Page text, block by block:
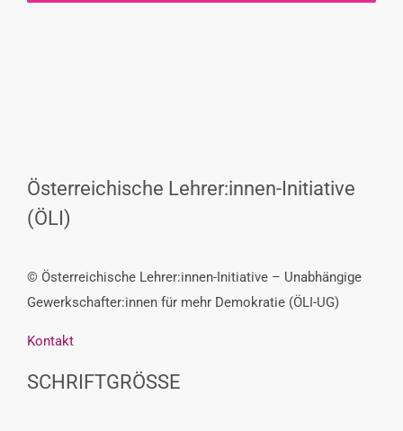
Österreichische Lehrer:innen-Initiative
(ÖLI)
© Österreichische Lehrer:innen-Initiative – Unabhängige
Gewerkschafter:innen für mehr Demokratie (ÖLI-UG)
Kontakt
SCHRIFTGRÖSSE